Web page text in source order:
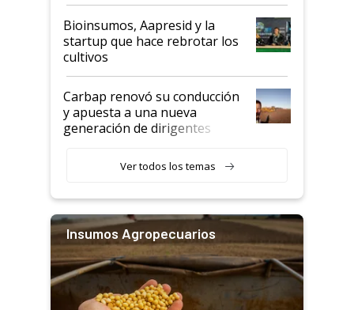
Bioinsumos, Aapresid y la
startup que hace rebrotar los
cultivos
Carbap renovó su conducción
y apuesta a una nueva
generación de dirigentes
Ver todos los temas
Insumos Agropecuarios